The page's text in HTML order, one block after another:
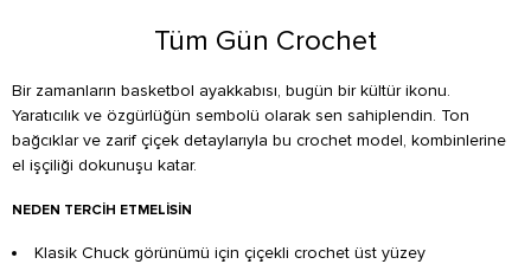
Tüm Gün Crochet
Bir zamanların basketbol ayakkabısı, bugün bir kültür ikonu.
Yaratıcılık ve özgürlüğün sembolü olarak sen sahiplendin. Ton
bağcıklar ve zarif çiçek detaylarıyla bu crochet model, kombinlerine
el işçiliği dokunuşu katar.
NEDEN TERCIH ETMELISIN
Klasik Chuck görünümü için çiçekli crochet üst yüzey